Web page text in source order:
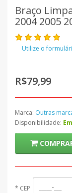
Braço
2004 2005
Utilize o
R$79,99
Marca: Outras
Disponibilidade:
* CEP